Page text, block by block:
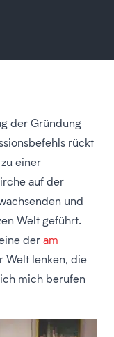
der Gründung
rückt
einer
auf der
und
Welt geführt.
deram
Welt lenken, die
mich berufen